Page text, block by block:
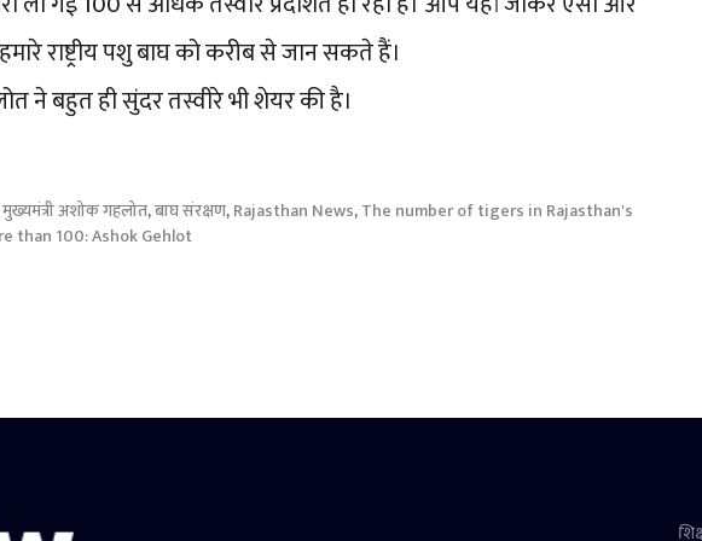
राष्ट्रीय पशु बाघ को करीब से जान सकते हैं।
ने बहुत ही सुंदर तस्वीरे भी शेयर की है।
मुख्यमंत्री अशोक गहलोत,बाघ संरक्षण,Rajasthan News,The number of tigers in Rajasthan's
than 100: Ashok Gehlot